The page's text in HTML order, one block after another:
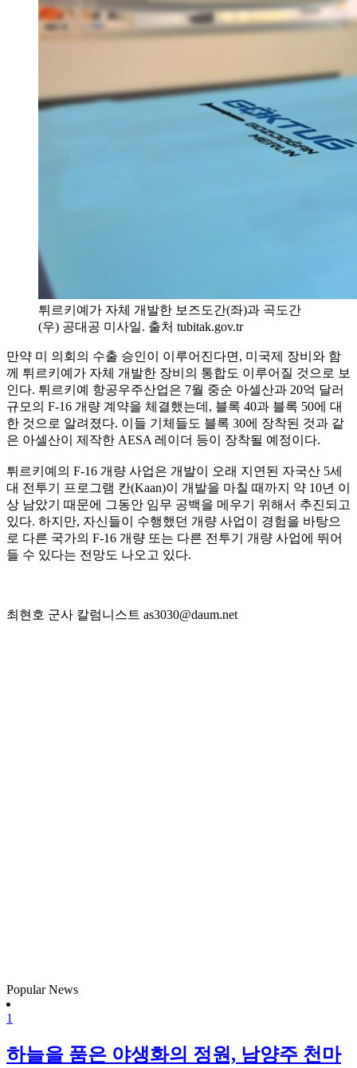
튀르키예가 자체 개발한 보즈도간(좌)과 곡도간
(우) 공대공 미사일. 출처 tubitak.gov.tr
만약 미 의회의 수출 승인이 이루어진다면, 미국제 장비와 함
께 튀르키예가 자체 개발한 장비의 통합도 이루어질 것으로 보
인다. 튀르키예 항공우주산업은 7월 중순 아셀산과 20억 달러
규모의 F-16 개량 계약을 체결했는데, 블록 40과 블록 50에 대
한 것으로 알려졌다. 이들 기체들도 블록 30에 장착된 것과 같
은 아셀산이 제작한 AESA 레이더 등이 장착될 예정이다.
튀르키예의 F-16 개량 사업은 개발이 오래 지연된 자국산 5세
대 전투기 프로그램 칸(Kaan)이 개발을 마칠 때까지 약 10년 이
상 남았기 때문에 그동안 임무 공백을 메우기 위해서 추진되고
있다. 하지만, 자신들이 수행했던 개량 사업이 경험을 바탕으
로 다른 국가의 F-16 개량 또는 다른 전투기 개량 사업에 뛰어
들 수 있다는 전망도 나오고 있다.
최현호 군사 칼럼니스트 as3030@daum.net
Popular News
1
하늘을 품은 야생화의 정원, 남양주 천마